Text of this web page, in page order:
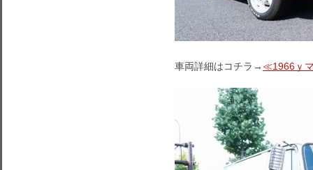
車両詳細はコチラ→ ≪1966ｙ